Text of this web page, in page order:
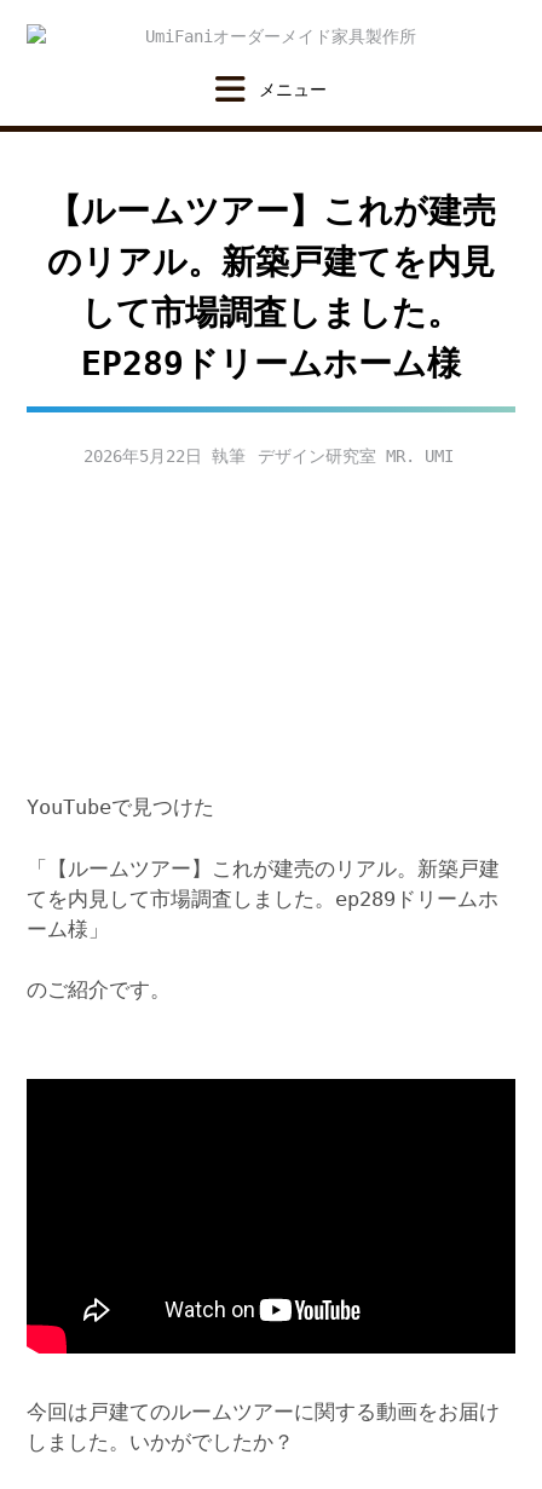
【ルームツアー】これが建売
のリアル。新築戸建てを内見
して市場調査しました。
EP289ドリームホーム様
2026年5月22日 デザイン研究室 MR. UMI
YouTubeで見つけた
「【ルームツアー】これが建売のリアル。新築戸建
てを内見して市場調査しました。ep289ドリームホ
ーム様」
のご紹介です。
今回は戸建てのルームツアーに関する動画をお届け
しました。いかがでしたか？